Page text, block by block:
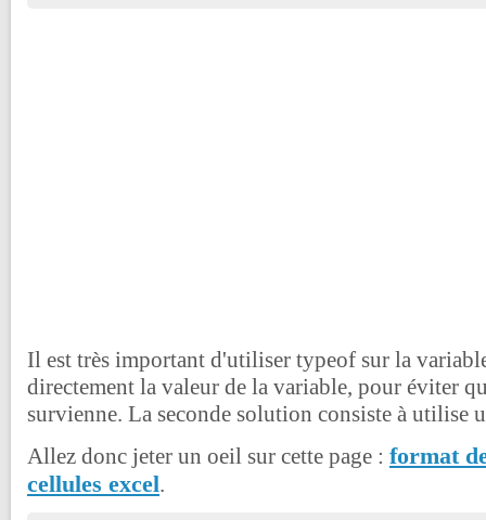
Il est très important d'utiliser typeof sur la
directement la valeur de la variable, pour éviter
survienne. La seconde solution consiste à utilise
Allez donc jeter un oeil sur cette page : format
cellules excel.